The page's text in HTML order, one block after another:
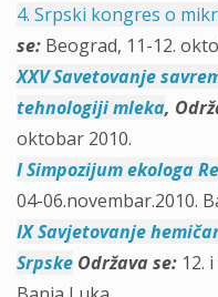
4. Srpski kongres o
se: Beograd, 11-12.
XXV Savetovanje
tehnologiji mleka,
oktobar 2010.
I Simpozijum ekologa
04-06.novembar.2010.
IX Savjetovanje
Srpske Održava se: 12.